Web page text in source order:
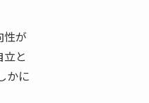
性が
と
かに